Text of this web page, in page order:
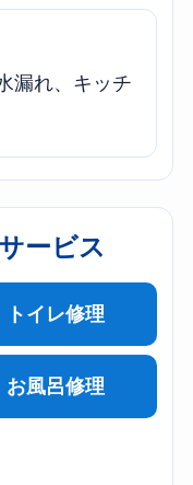
漏れ、キッチ
ービス
トイレ修理
お風呂修理